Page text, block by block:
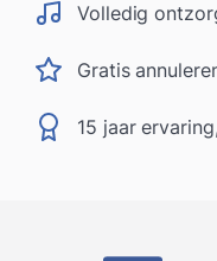
Volledig
Gratis
15 jaar